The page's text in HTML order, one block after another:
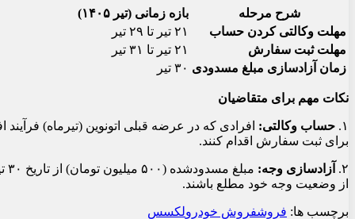
شرح مرحله
بازه زمانی (تیر ۱۴۰۵)
مهلت وکالتی کردن حساب
۲۱ تیر تا ۲۹ تیر
مهلت ثبت سفارش
۲۱ تیر تا ۳۱ تیر
زمان آزادسازی مبلغ مسدودی ۳۰ تیر
نکات مهم برای متقاضیان
۱. حساب وکالتی: افرادی که در عرضه قبلی اتونوین (تیرماه) فرآیند
برای ثبت سفارش اقدام کنند.
۲.
آزادسازی وجه:
از وضعیت وجه خود مطلع باشند.
برچسب ها: فروشفروش خودرولکسس